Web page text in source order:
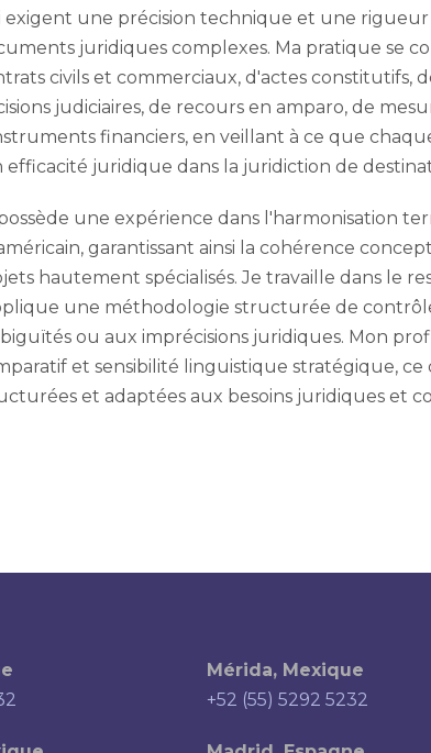
exigent une précision technique et une
juridiques complexes. Ma pratique se
civils et commerciaux, d'actes constitutifs,
judiciaires, de recours en amparo, de
financiers, en veillant à ce que
efficacité juridique dans la juridiction de
une expérience dans l'harmonisation
garantissant ainsi la cohérence
hautement spécialisés. Je travaille dans le
une méthodologie structurée de
ou aux imprécisions juridiques. Mon
et sensibilité linguistique stratégique,
et adaptées aux besoins juridiques et
Mérida, Mexique
+52 (55) 5292 5232